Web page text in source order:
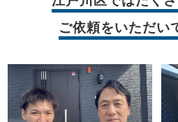
ご依頼をいただい